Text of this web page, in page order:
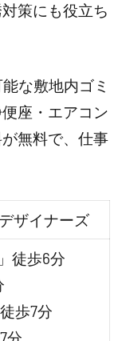
策にも役立ち
な敷地内ゴミ
座・エアコン
無料で、仕事
ザイナーズ
徒歩6分
歩7分